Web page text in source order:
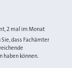
2 mal im Monat
dass Fachämter
haben können.